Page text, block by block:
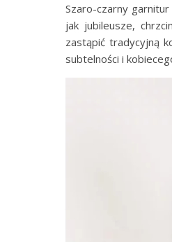
Szaro-czarny
jak jubileusze,
zastąpić tradycyjną
subtelności i